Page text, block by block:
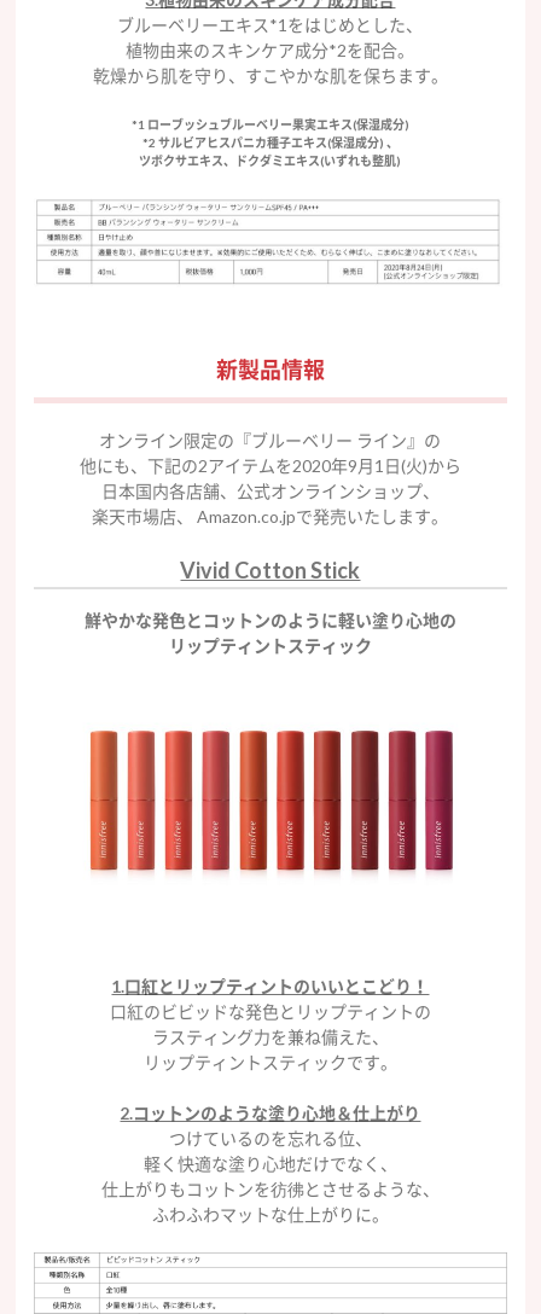
ブルーベリーエキス*1をはじめとした、
植物由来のスキンケア成分*2を配合。
乾燥から肌を守り、すこやかな肌を保ちます。
*1 ローブッシュブルーベリー果実エキス(保湿成分)
*2 サルビアヒスパニカ種子エキス(保湿成分) 、
ツボクサエキス、ドクダミエキス(いずれも整肌)
新製品情報
オンライン限定の『ブルーベリー ライン』の
他にも、下記の2アイテムを2020年9月1日(火)から
日本国内各店舗、公式オンラインショップ、
楽天市場店、 Amazon.co.jpで発売いたします。
Vivid Cotton Stick
鮮やかな発色とコットンのように軽い塗り心地の
リップティントスティック
1.口紅とリップティントのいいとこどり！
口紅のビビッドな発色とリップティントの
ラスティング力を兼ね備えた、
リップティントスティックです。
2.コットンのような塗り心地＆仕上がり
つけているのを忘れる位、
軽く快適な塗り心地だけでなく、
仕上がりもコットンを彷彿とさせるような、
ふわふわマットな仕上がりに。